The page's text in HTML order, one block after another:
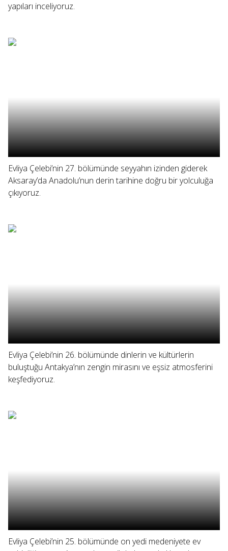
yapıları inceliyoruz.
Evliya Çelebi’nin 27. bölümünde seyyahın izinden giderek
Aksaray’da Anadolu’nun derin tarihine doğru bir yolculuğa
çıkıyoruz.
Evliya Çelebi’nin 26. bölümünde dinlerin ve kültürlerin
buluştuğu Antakya’nın zengin mirasını ve eşsiz atmosferini
keşfediyoruz.
Evliya Çelebi’nin 25. bölümünde on yedi medeniyete ev